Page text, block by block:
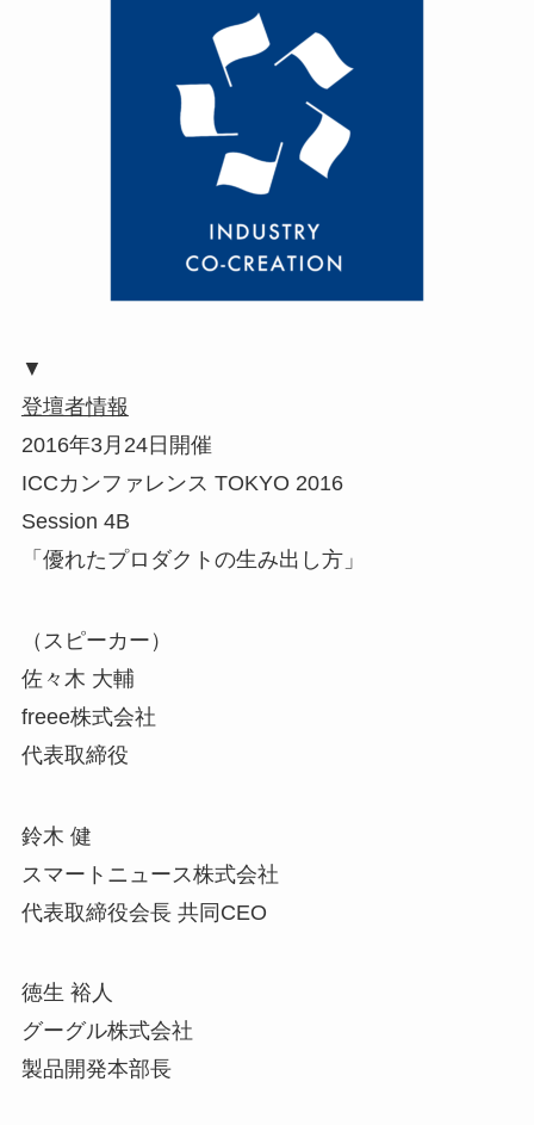
▼
登壇者情報
2016年3月24日開催
ICCカンファレンス TOKYO 2016
Session 4B
「優れたプロダクトの生み出し方」
（スピーカー）
佐々木 大輔
freee株式会社
代表取締役
鈴木 健
スマートニュース株式会社
代表取締役会長 共同CEO
徳生 裕人
グーグル株式会社
製品開発本部長